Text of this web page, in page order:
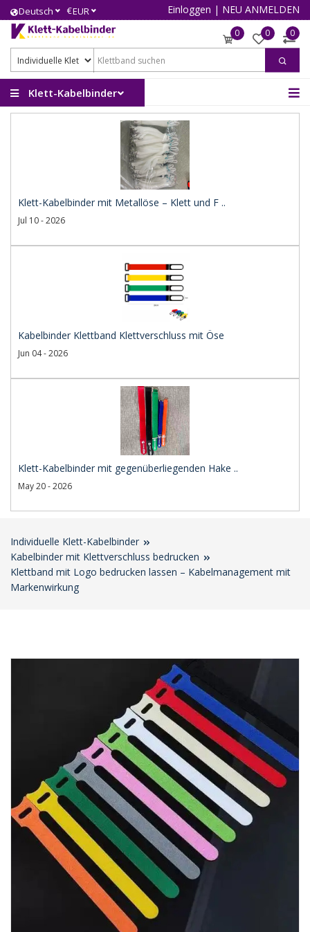
Deutsch €EUR Einloggen | NEU ANMELDEN
0 0 0
Klett-Kabelbinder
Klett-Kabelbinder mit Metallöse – Klett und F ..
Jul 10 - 2026
Kabelbinder Klettband Klettverschluss mit Öse
Jun 04 - 2026
Klett-Kabelbinder mit gegenüberliegenden Hake ..
May 20 - 2026
Individuelle Klett-Kabelbinder
Kabelbinder mit Klettverschluss bedrucken
Klettband mit Logo bedrucken lassen – Kabelmanagement mit
Markenwirkung